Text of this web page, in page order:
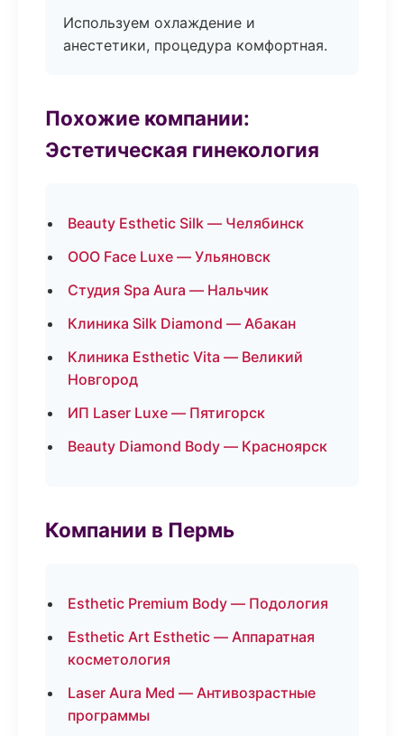
Используем охлаждение и
анестетики, процедура комфортная.
Похожие компании:
Эстетическая гинекология
Beauty Esthetic Silk — Челябинск
ООО Face Luxe — Ульяновск
Студия Spa Aura — Нальчик
Клиника Silk Diamond — Абакан
Клиника Esthetic Vita — Великий
Новгород
ИП Laser Luxe — Пятигорск
Beauty Diamond Body — Красноярск
Компании в Пермь
Esthetic Premium Body — Подология
Esthetic Art Esthetic — Аппаратная
косметология
Laser Aura Med — Антивозрастные
программы